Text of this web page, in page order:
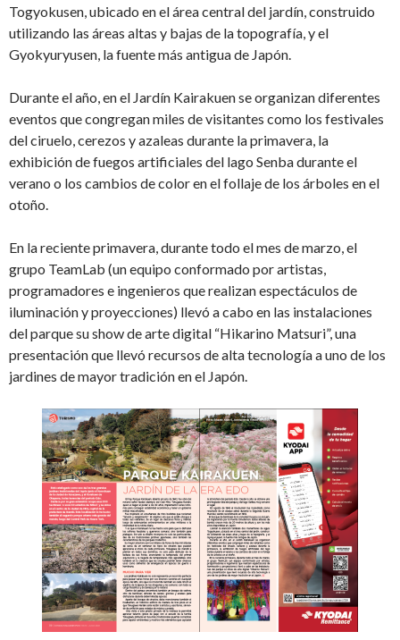
Togyokusen, ubicado en el área central del jardín, construido
utilizando las áreas altas y bajas de la topografía, y el
Gyokyuryusen, la fuente más antigua de Japón.
Durante el año, en el Jardín Kairakuen se organizan diferentes
eventos que congregan miles de visitantes como los festivales
del ciruelo, cerezos y azaleas durante la primavera, la
exhibición de fuegos artificiales del lago Senba durante el
verano o los cambios de color en el follaje de los árboles en el
otoño.
En la reciente primavera, durante todo el mes de marzo, el
grupo TeamLab (un equipo conformado por artistas,
programadores e ingenieros que realizan espectáculos de
iluminación y proyecciones) llevó a cabo en las instalaciones
del parque su show de arte digital “Hikarino Matsuri”, una
presentación que llevó recursos de alta tecnología a uno de los
jardines de mayor tradición en el Japón.